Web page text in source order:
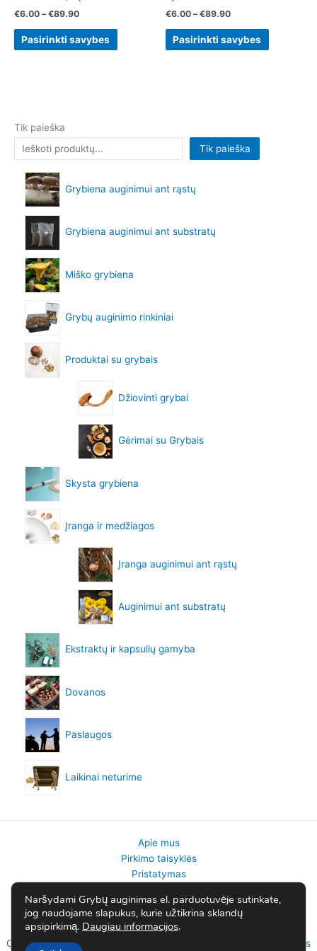
€6.00 – €89.90
Pasirinkti savybes
€6.00 – €89.90
Pasirinkti savybes
Tik paieška
Tik paieška
Grybiena auginimui ant rąstų
Grybiena auginimui ant substratų
Miško grybiena
Grybų auginimo rinkiniai
Produktai su grybais
Džiovinti grybai
Gėrimai su Grybais
Skysta grybiena
Įranga ir medžiagos
Įranga auginimui ant rąstų
Auginimui ant substratų
Ekstraktų ir kapsulių gamyba
Dovanos
Paslaugos
Laikinai neturime
Apie mus
Pirkimo taisyklės
Pristatymas
Privatumo politika
Kontaktai
Copyright © 2026 Grybų auginimas | Powered by
Astra WordPress
Naršydami Grybų auginimas el. parduotuvėje sutinkate,
jog naudojame slapukus, kurie užtikrina sklandų
apsipirkimą. Daugiau informacijos.